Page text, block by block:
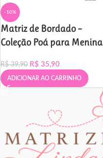
-10%
Matriz de Bordado –
Coleção Poá para Menina
R$39,90 R$ 35,90
ADICIONAR AO CARRINHO